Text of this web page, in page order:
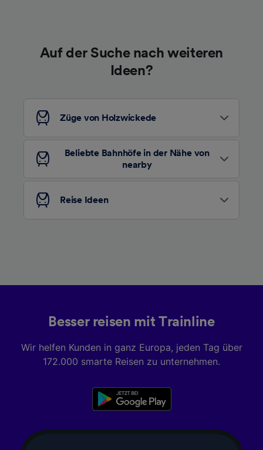
Auf der Suche nach weiteren
Ideen?
Züge von Holzwickede
Beliebte Bahnhöfe in der Nähe von
nearby
Reise Ideen
Besser reisen mit Trainline
Wir helfen Kunden in ganz Europa, jeden Tag über
172.000 smarte Reisen zu unternehmen.